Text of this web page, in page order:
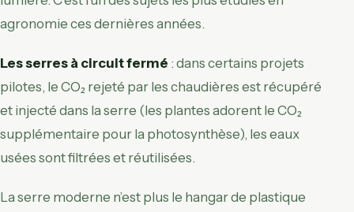
agronomie ces dernières années.
Les serres à circuit fermé : dans certains projets
pilotes, le CO₂ rejeté par les chaudières est récupéré
et injecté dans la serre (les plantes adorent le CO₂
supplémentaire pour la photosynthèse), les eaux
usées sont filtrées et réutilisées.
La serre moderne n’est plus le hangar de plastique